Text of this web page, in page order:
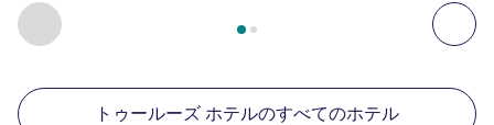
前に戻る - 周辺の他の施設 次
2ページ中 , 周辺の他の施設 1 :, 周辺の他の施設 2
トゥールーズ ホテルのすべてのホテル